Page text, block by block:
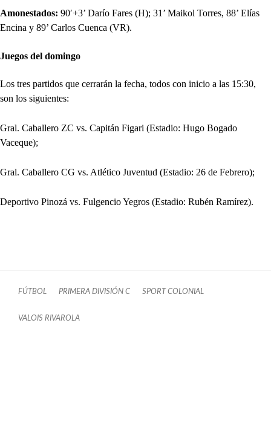
Amonestados: 90′+3’ Darío Fares (H); 31’ Maikol Torres, 88’ Elías
Encina y 89’ Carlos Cuenca (VR).
Juegos del domingo
Los tres partidos que cerrarán la fecha, todos con inicio a las 15:30,
son los siguientes:
Gral. Caballero ZC vs. Capitán Figari (Estadio: Hugo Bogado
Vaceque);
Gral. Caballero CG vs. Atlético Juventud (Estadio: 26 de Febrero);
Deportivo Pinozá vs. Fulgencio Yegros (Estadio: Rubén Ramírez).
FÚTBOL PRIMERA DIVISIÓN C SPORT COLONIAL
VALOIS RIVAROLA